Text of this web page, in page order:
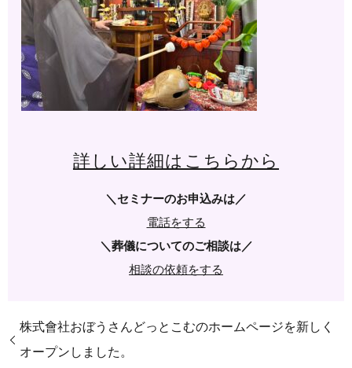
詳しい詳細はこちらから
＼セミナーのお申込みは／
電話をする
＼葬儀についてのご相談は／
相談の依頼をする
株式會社おぼうさんどっとこむのホームページを新しく
オープンしました。